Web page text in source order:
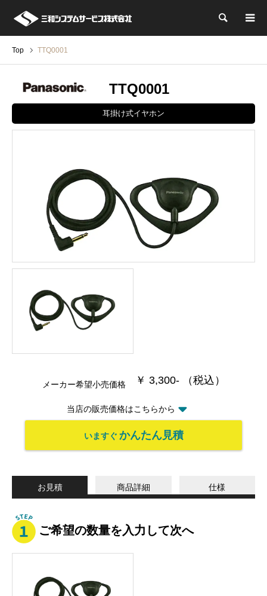
検索
Top TTQ0001
TTQ0001
耳掛け式イヤホン
メーカー希望小売価格 ￥ 3,300- （税込）
当店の販売価格はこちらから
いますぐ かんたん見積
お見積 商品詳細 仕様
ご希望の数量を入力して次へ